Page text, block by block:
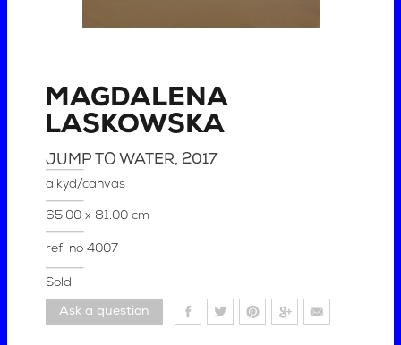
MAGDALENA
LASKOWSKA
JUMP TO WATER, 2017
alkyd/canvas
65.00 x 81.00 cm
ref. no4007
Sold
Ask a question